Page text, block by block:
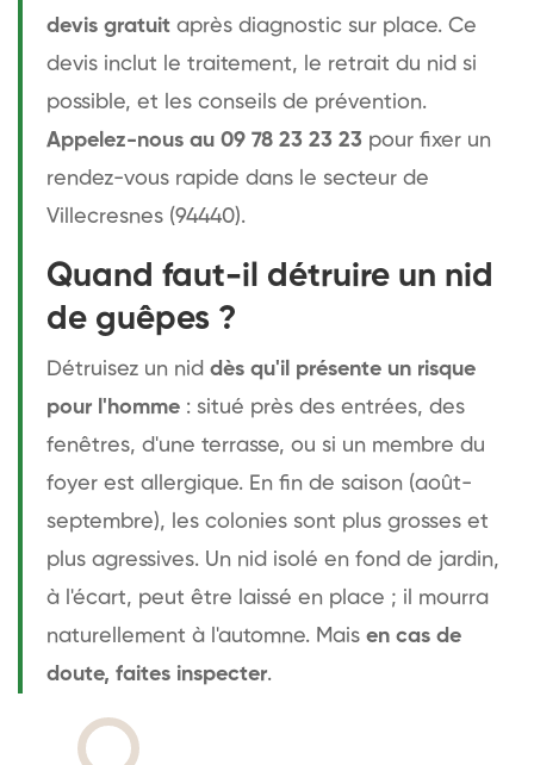
devis gratuit après diagnostic sur place. Ce
devis inclut le traitement, le retrait du nid si
possible, et les conseils de prévention.
Appelez-nous au 09 78 23 23 23 pour fixer un
rendez-vous rapide dans le secteur de
Villecresnes (94440).
Quand faut-il détruire un nid
de guêpes ?
Détruisez un nid dès qu'il présente un risque
pour l'homme : situé près des entrées, des
fenêtres, d'une terrasse, ou si un membre du
foyer est allergique. En fin de saison (août-
septembre), les colonies sont plus grosses et
plus agressives. Un nid isolé en fond de jardin,
à l'écart, peut être laissé en place ; il mourra
naturellement à l'automne. Mais en cas de
doute, faites inspecter.